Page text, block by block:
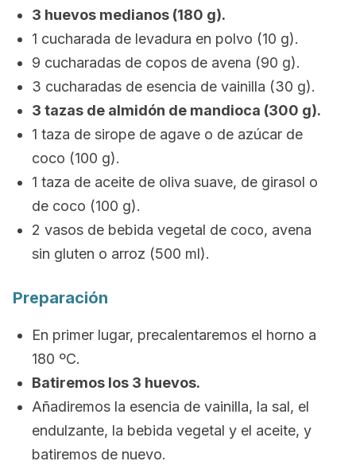
3 huevos medianos (180 g).
1 cucharada de levadura en polvo (10 g).
9 cucharadas de copos de avena (90 g).
3 cucharadas de esencia de vainilla (30 g).
3 tazas de almidón de mandioca (300 g).
1 taza de sirope de agave o de azúcar de
coco (100 g).
1 taza de aceite de oliva suave, de girasol o
de coco (100 g).
2 vasos de bebida vegetal de coco, avena
sin gluten o arroz (500 ml).
Preparación
En primer lugar, precalentaremos el horno a
180 ºC.
Batiremos los 3 huevos.
Añadiremos la esencia de vainilla, la sal, el
endulzante, la bebida vegetal y el aceite, y
batiremos de nuevo.